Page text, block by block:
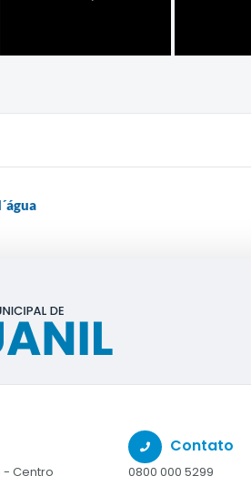
- Centro
Contato
0800 000 5299